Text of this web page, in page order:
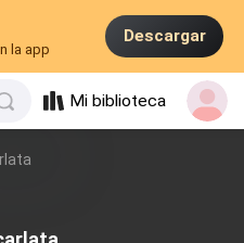
la app
Descargar
Mi biblioteca